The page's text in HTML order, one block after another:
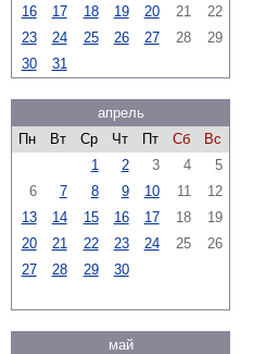
16
17 18 19 20 21
22
23
24 25 26 27 28
29
30
31
апрель
Пн
Вт Ср Чт Пт Сб
Вс
1
2 3 4
5
6
7 8 9 10 11
12
13
14 15 16 17 18
19
20
21 22 23 24 25
26
27
28 29 30
май